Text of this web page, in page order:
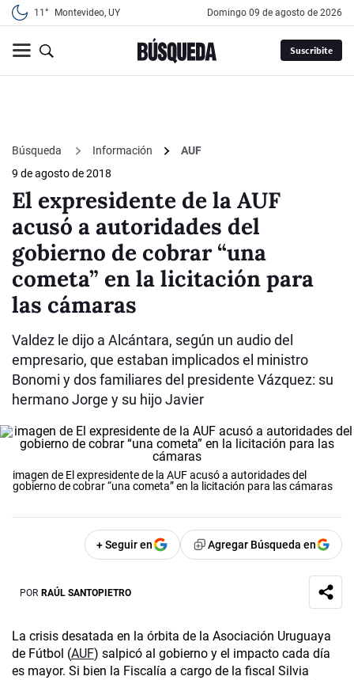
11° Montevideo, UY domingo 09 de agosto de 2026
Suscribite
Búsqueda Información
AUF
9 de agosto de 2018
El expresidente de la AUF
acusó a autoridades del
gobierno de cobrar “una
cometa” en la licitación para
las cámaras
Valdez le dijo a Alcántara, según un audio del
empresario, que estaban implicados el ministro
Bonomi y dos familiares del presidente Vázquez: su
hermano Jorge y su hijo Javier
imagen de El expresidente de la AUF acusó a autoridades del
gobierno de cobrar “una cometa” en la licitación para las cámaras
+ Seguir en Agregar Búsqueda en
POR RAÚL SANTOPIETRO
La crisis desatada en la órbita de la Asociación Uruguaya
de Fútbol (AUF) salpicó al gobierno y el impacto cada día
es mayor. Si bien la Fiscalía a cargo de la fiscal Silvia